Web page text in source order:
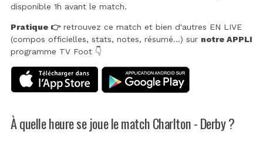
disponible 1h avant le match.
Pratique 👉retrouvez ce match et bien d'autres EN LIVE
(compos officielles, stats, notes, résumé...) sur notre APPLI
programme TV Foot 👇
À quelle heure se joue le match Charlton - Derby ?